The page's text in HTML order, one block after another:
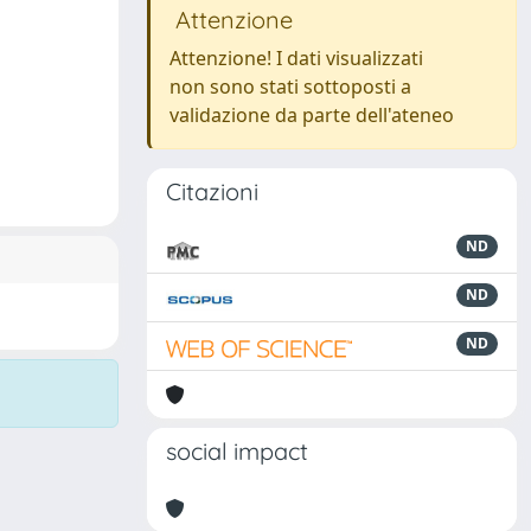
Attenzione
Attenzione! I dati visualizzati
non sono stati sottoposti a
validazione da parte dell'ateneo
Citazioni
ND
ND
ND
social impact